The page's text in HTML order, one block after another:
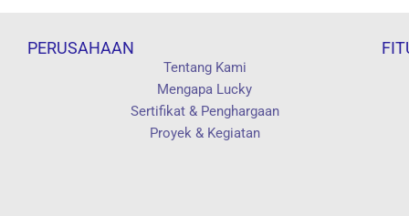
PERUSAHAAN
Tentang Kami
Mengapa Lucky
Sertifikat & Penghargaan
Proyek & Kegiatan